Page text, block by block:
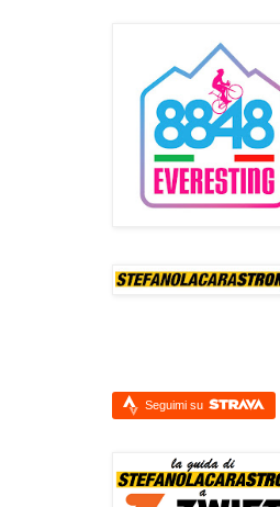
Seguimi su